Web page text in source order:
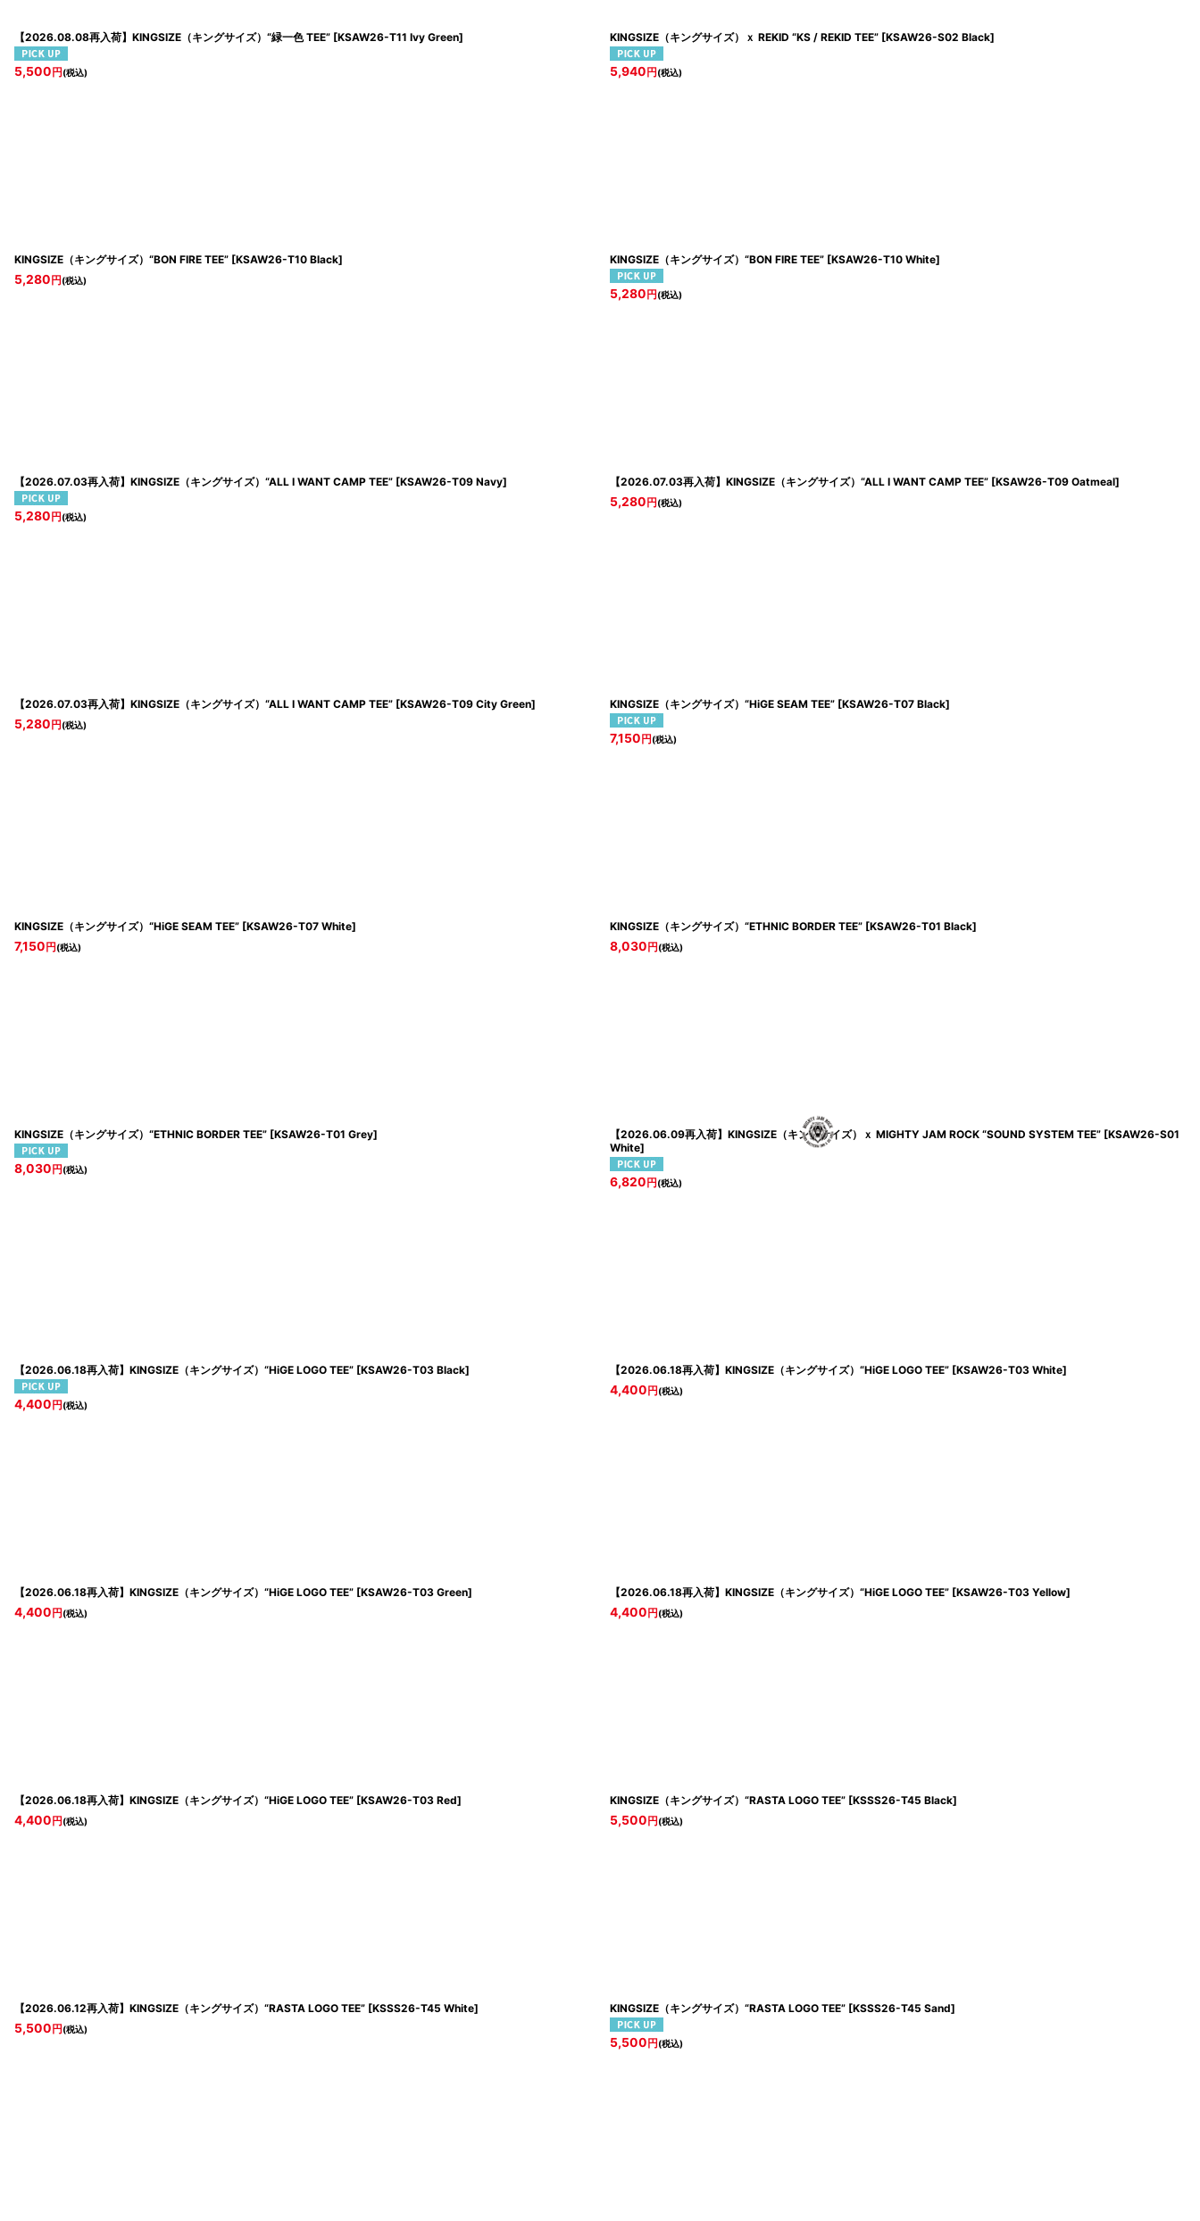
【2026.08.08再入荷】KINGSIZE（キングサイズ）“緑一色 TEE” [KSAW26-T11 Ivy Green]
5,500 円 (税込)
KINGSIZE（キングサイズ）ｘ REKID “KS / REKID TEE” [KSAW26-S02 Black]
5,940 円 (税込)
KINGSIZE（キングサイズ）“BON FIRE TEE” [KSAW26-T10 Black]
5,280 円 (税込)
KINGSIZE（キングサイズ）“BON FIRE TEE” [KSAW26-T10 White]
5,280 円 (税込)
【2026.07.03再入荷】KINGSIZE（キングサイズ）“ALL I WANT CAMP TEE” [KSAW26-T09 Navy]
5,280 円 (税込)
【2026.07.03再入荷】KINGSIZE（キングサイズ）“ALL I WANT CAMP TEE” [KSAW26-T09 Oatmeal]
5,280 円 (税込)
【2026.07.03再入荷】KINGSIZE（キングサイズ）“ALL I WANT CAMP TEE” [KSAW26-T09 City Green]
5,280 円 (税込)
KINGSIZE（キングサイズ）“HiGE SEAM TEE” [KSAW26-T07 Black]
7,150 円 (税込)
KINGSIZE（キングサイズ）“HiGE SEAM TEE” [KSAW26-T07 White]
7,150 円 (税込)
KINGSIZE（キングサイズ）“ETHNIC BORDER TEE” [KSAW26-T01 Black]
8,030 円 (税込)
KINGSIZE（キングサイズ）“ETHNIC BORDER TEE” [KSAW26-T01 Grey]
8,030 円 (税込)
【2026.06.09再入荷】KINGSIZE（キングサイズ）ｘ MIGHTY JAM ROCK “SOUND SYSTEM TEE” [KSAW26-S01
White]
6,820 円 (税込)
【2026.06.18再入荷】KINGSIZE（キングサイズ）“HiGE LOGO TEE” [KSAW26-T03 Black]
4,400 円 (税込)
【2026.06.18再入荷】KINGSIZE（キングサイズ）“HiGE LOGO TEE” [KSAW26-T03 White]
4,400 円 (税込)
【2026.06.18再入荷】KINGSIZE（キングサイズ）“HiGE LOGO TEE” [KSAW26-T03 Green]
4,400 円 (税込)
【2026.06.18再入荷】KINGSIZE（キングサイズ）“HiGE LOGO TEE” [KSAW26-T03 Yellow]
4,400 円 (税込)
【2026.06.18再入荷】KINGSIZE（キングサイズ）“HiGE LOGO TEE” [KSAW26-T03 Red]
4,400 円 (税込)
KINGSIZE（キングサイズ）“RASTA LOGO TEE” [KSSS26-T45 Black]
5,500 円 (税込)
【2026.06.12再入荷】KINGSIZE（キングサイズ）“RASTA LOGO TEE” [KSSS26-T45 White]
5,500 円 (税込)
KINGSIZE（キングサイズ）“RASTA LOGO TEE” [KSSS26-T45 Sand]
5,500 円 (税込)